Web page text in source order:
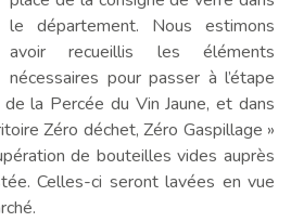
le département. Nous estimons
avoir recueillis les éléments
nécessaires pour passer à l’étape
la Percée du Vin Jaune, et dans
Zéro déchet, Zéro Gaspillage »
de bouteilles vides auprès
Celles-ci seront lavées en vue